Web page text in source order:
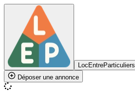
LocEntreParticuliers
Déposer une annonce